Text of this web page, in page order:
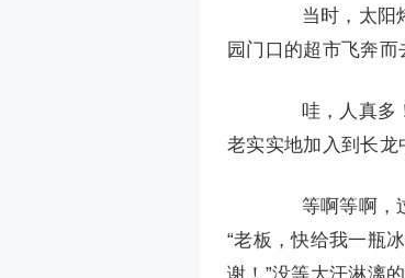
当时，太阳烤
园门口的超市飞奔而
哇，人真多！
老实实地加入到长龙
等啊等啊，过
“老板，快给我一瓶
谢！”没等大汗淋漓